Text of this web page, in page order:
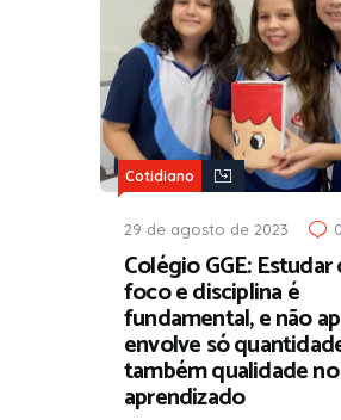
Cotidiano
29 de agosto de 2023 0
Colégio GGE:
foco e disciplina é
fundamental, e não
envolve só
também qualidade no
aprendizado